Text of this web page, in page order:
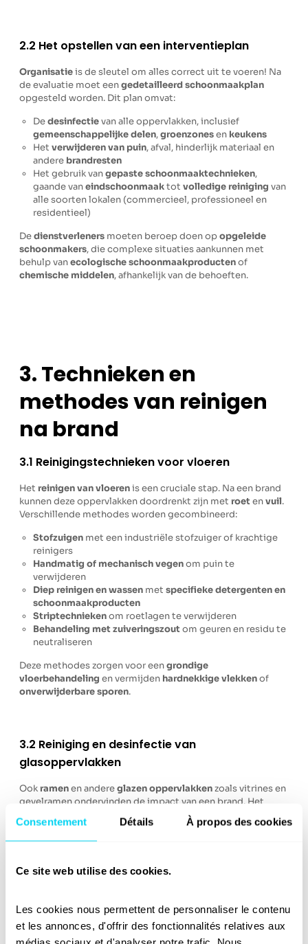
Consentement Détails À propos des cookies
Ce site web utilise des cookies.
Les cookies nous permettent de personnaliser le contenu
et les annonces, d'offrir des fonctionnalités relatives aux
médias sociaux et d'analyser notre trafic. Nous
2.2 Het opstellen van een interventieplan
Organisatieis de sleutel om alles correct uit te voeren! Na
de evaluatie moet eengedetailleerd schoonmaakplan
opgesteld worden. Dit plan omvat:
Dedesinfectievan alle oppervlakken, inclusief
gemeenschappelijke delen,groenzonesen keukens
Hetverwijderen van puin, afval, hinderlijk materiaal en
andere brandresten
Het gebruik vangepaste schoonmaaktechnieken,
gaande vaneindschoonmaaktotvolledige reiniging van
alle soorten lokalen (commercieel, professioneel en
residentieel)
Dedienstverleners moeten beroep doen opopgeleide
schoonmakers, die complexe situaties aankunnen met
behulp vanecologische schoonmaakproductenof
chemische middelen, afhankelijk van de behoeften.
3. Technieken en
methodes van reinigen
na brand
3.1 Reinigingstechnieken voor vloeren
Het reinigen van vloerenis een cruciale stap. Na een brand
kunnen deze oppervlakken doordrenkt zijn met roetenvuil.
Verschillende methodes worden gecombineerd:
Stofzuigen met een industriële stofzuiger of krachtige
reinigers
Handmatig of mechanisch vegenom puin te
verwijderen
Diep reinigen en wassen metspecifieke detergenten en
schoonmaakproducten
Striptechniekenom roetlagen te verwijderen
Behandeling met zuiveringszoutom geuren en residu te
neutraliseren
Deze methodes zorgen voor eengrondige
vloerbehandeling en vermijden hardnekkige vlekkenof
onverwijderbare sporen.
3.2 Reiniging en desinfectie van
glasoppervlakken
Ook ramenen andereglazen oppervlakkenzoals vitrines en
gevelramen ondervinden de impact van een brand. Het
vereist specifieke
schoonmaakproducten,microvezelsen geschikte
sponzen:
Spoelen met helder waterom resten te verwijderen
resultaat
Door hetopzuigen van roetdeeltjesen hetzorgvuldig
afvegenmet een schone doek of microvezel wordt de